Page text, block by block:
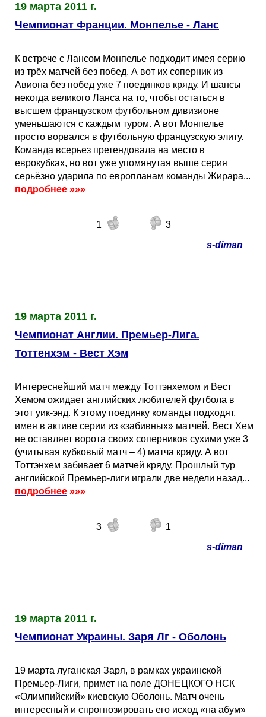
19 марта 2011 г.
Чемпионат Франции. Монпелье - Ланс
К встрече с Лансом Монпелье подходит имея серию
из трёх матчей без побед. А вот их соперник из
Авиона без побед уже 7 поединков кряду. И шансы
некогда великого Ланса на то, чтобы остаться в
высшем французском футбольном дивизионе
уменьшаются с каждым туром. А вот Монпелье
просто ворвался в футбольную французскую элиту.
Команда всерьез претендовала на место в
еврокубках, но вот уже упомянутая выше серия
серьёзно ударила по европланам команды Жирара...
подробнее »»»
1
3
s-diman
19 марта 2011 г.
Чемпионат Англии. Премьер-Лига.
Тоттенхэм - Вест Хэм
Интереснейший матч между Тоттэнхемом и Вест
Хемом ожидает английских любителей футбола в
этот уик-энд. К этому поединку команды подходят,
имея в активе серии из «забивных» матчей. Вест Хем
не оставляет ворота своих соперников сухими уже 3
(учитывая кубковый матч – 4) матча кряду. А вот
Тоттэнхем забивает 6 матчей кряду. Прошлый тур
английской Премьер-лиги играли две недели назад...
подробнее »»»
3
1
s-diman
19 марта 2011 г.
Чемпионат Украины. Заря Лг - Оболонь
19 марта луганская Заря, в рамках украинской
Премьер-Лиги, примет на поле ДОНЕЦКОГО НСК
«Олимпийский» киевскую Оболонь. Матч очень
интересный и спрогнозировать его исход «на абум»